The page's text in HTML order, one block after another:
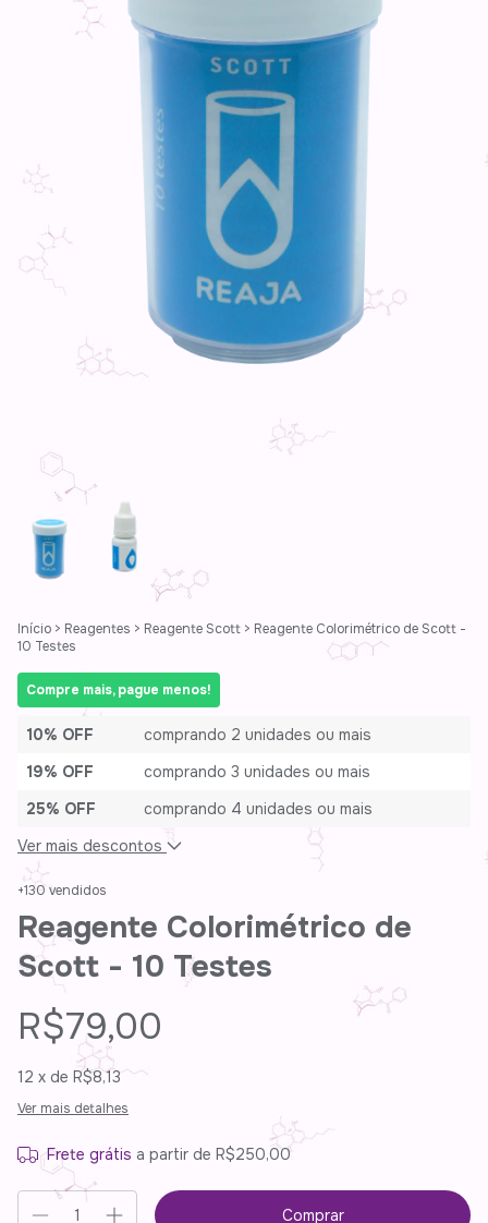
Início > Reagentes > Reagente Scott > Reagente Colorimétrico de Scott -
10 Testes
Compre mais, pague menos!
10% OFF
comprando 2 unidades ou mais
19% OFF
comprando 3 unidades ou mais
25% OFF
comprando 4 unidades ou mais
Ver mais descontos
+130 vendidos
Reagente Colorimétrico de
Scott - 10 Testes
R$79,00
12 x de R$8,13
Ver mais detalhes
Frete grátis a partir de R$250,00